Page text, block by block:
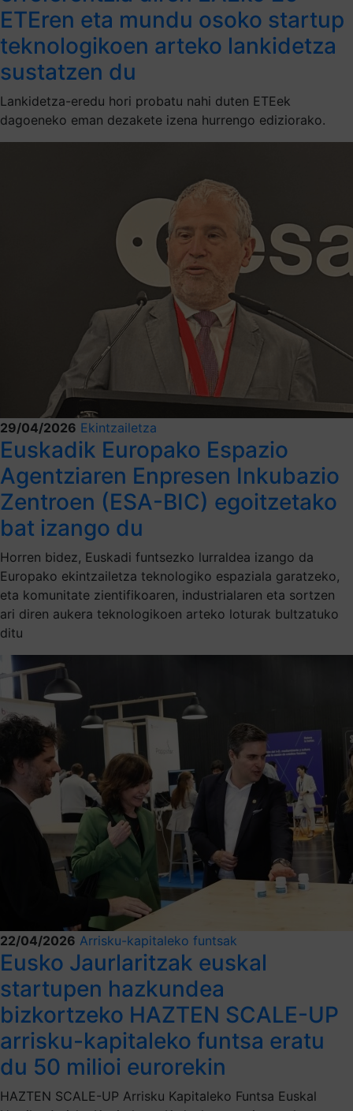
ETEren eta mundu osoko startup
teknologikoen arteko lankidetza
sustatzen du
Lankidetza-eredu hori probatu nahi duten ETEek
dagoeneko eman dezakete izena hurrengo ediziorako.
29/04/2026 Ekintzailetza
Euskadik Europako Espazio
Agentziaren Enpresen Inkubazio
Zentroen (ESA-BIC) egoitzetako
bat izango du
Horren bidez, Euskadi funtsezko lurraldea izango da
Europako ekintzailetza teknologiko espaziala garatzeko,
eta komunitate zientifikoaren, industrialaren eta sortzen
ari diren aukera teknologikoen arteko loturak bultzatuko
ditu
22/04/2026 Arrisku-kapitaleko funtsak
Eusko Jaurlaritzak euskal
startupen hazkundea
bizkortzeko HAZTEN SCALE-UP
arrisku-kapitaleko funtsa eratu
du 50 milioi eurorekin
HAZTEN SCALE-UP Arrisku Kapitaleko Funtsa Euskal